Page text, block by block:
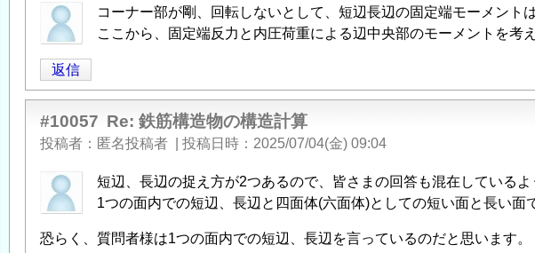
コーナー部が剛、回転しないとして、短辺長辺の固定端モーメントは
ここから、固定端反力と内圧荷重による辺中央部のモーメントを考え
返信
#10057 Re: 鉄筋構造物の構造計算
投稿者 匿名投稿者 投稿日時 2025/07/04(金) 09:04
短辺、長辺の捉え方が2つあるので、皆さまの回答も混在しているよ
1つの面内での短辺、長辺と四面体(六面体)としての短い面と長い面
恐らく、質問者様は1つの面内での短辺、長辺を言っているのだと思います。